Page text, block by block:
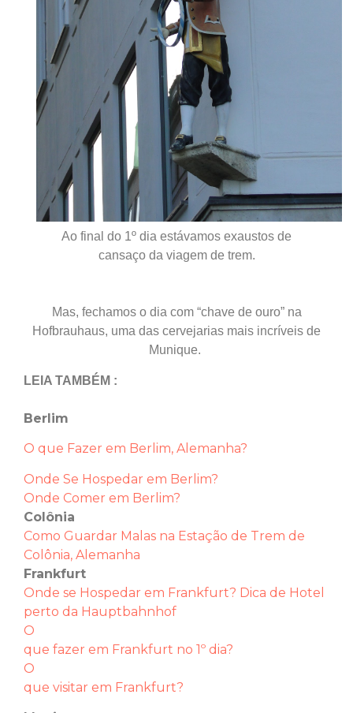
Ao final do 1º dia estávamos exaustos de
cansaçoda viagem de trem.
Mas, fechamos o dia com “chave de ouro” na
Hofbrauhaus, uma das cervejarias mais incríveis de
Munique.
LEIA TAMBÉM :
Berlim
O que Fazer em Berlim, Alemanha?
Onde Se Hospedar em Berlim?
Onde Comer em Berlim?
Colônia
Como Guardar Malas na Estação de Trem de
Colônia, Alemanha
Frankfurt
Onde se Hospedar em Frankfurt? Dica de Hotel
perto da Hauptbahnhof
O
que fazer em Frankfurt no 1º dia?
O
que visitar em Frankfurt?